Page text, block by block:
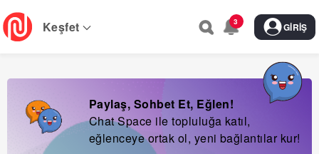
Skip
to
main
Keşfet 3 GIRIŞ
Paylaş, Sohbet Et, Eğlen!
Chat Space ile topluluğa katıl,
eğlenceye ortak ol, yeni bağlantılar kur!